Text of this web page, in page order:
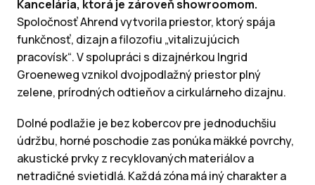
Kancelária, ktorá je zároveň showroomom.
Spoločnosť Ahrend vytvorila priestor, ktorý spája
funkčnosť, dizajn a filozofiu „vitalizujúcich
pracovísk“. V spolupráci s dizajnérkou Ingrid
Groeneweg vznikol dvojpodlažný priestor plný
zelene, prírodných odtieňov a cirkulárneho dizajnu.
Dolné podlažie je bez kobercov pre jednoduchšiu
údržbu, horné poschodie zas ponúka mäkké povrchy,
akustické prvky z recyklovaných materiálov a
netradičné svietidlá. Každá zóna má iný charakter a